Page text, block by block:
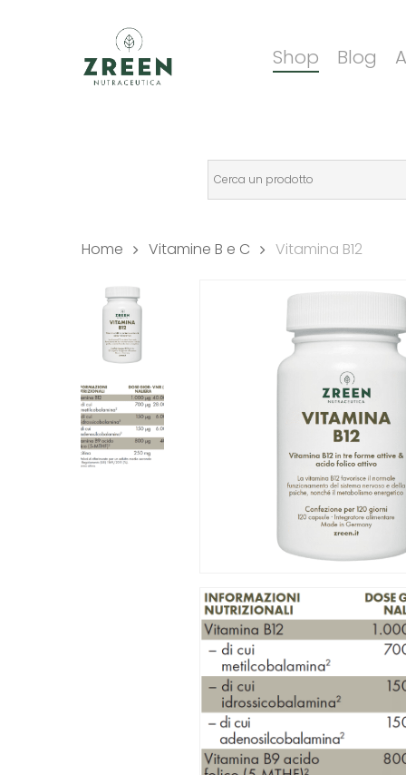
Shop Blog
Home Vitamine B e C Vitamina B12